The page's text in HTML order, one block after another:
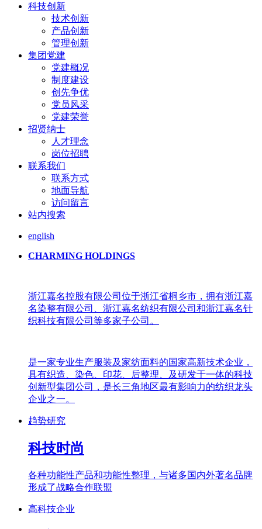
科技创新
技术创新
产品创新
管理创新
集团党建
党建概况
制度建设
创先争优
党员风采
党建荣誉
招贤纳士
人才理念
岗位招聘
联系我们
联系方式
地面导航
访问留言
站内搜索
english
CHARMING HOLDINGS
浙江嘉名控股有限公司位于浙江省桐乡市，拥有浙江嘉
名染整有限公司、浙江嘉名纺织有限公司和浙江嘉名针
织科技有限公司等多家子公司。
是一家专业生产服装及家纺面料的国家高新技术企业，
具有织造、染色、印花、后整理、及研发于一体的科技
创新型集团公司，是长三角地区最有影响力的纺织龙头
企业之一。
趋势研究
科技时尚
各种功能性产品和功能性整理，与诸多国内外著名品牌
形成了战略合作联盟
高科技企业